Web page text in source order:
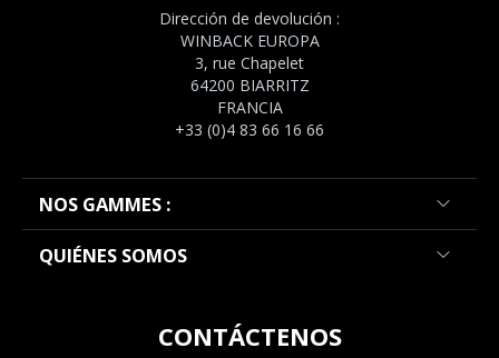
Dirección de devolución :
WINBACK EUROPA
3, rue Chapelet
64200 BIARRITZ
FRANCIA
+33 (0)4 83 66 16 66
NOS GAMMES :
QUIÉNES SOMOS
CONTÁCTENOS